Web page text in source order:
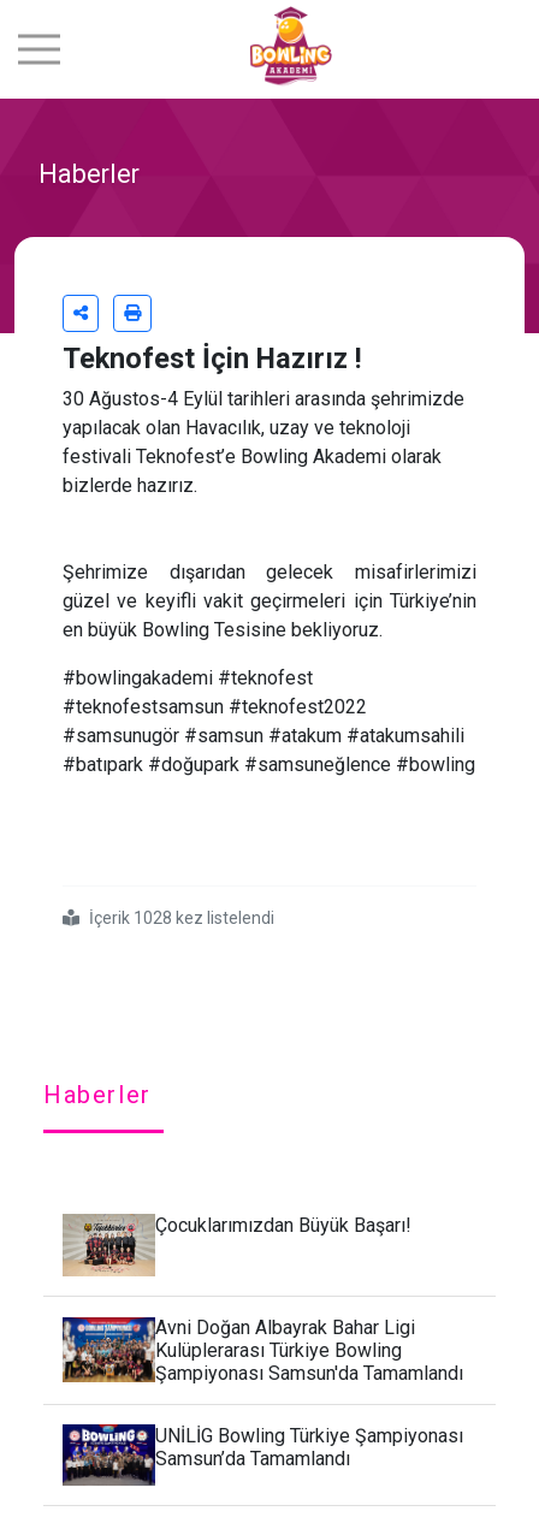
Haberler
Teknofest İçin Hazırız !
30 Ağustos-4 Eylül tarihleri arasında şehrimizde
yapılacak olan Havacılık, uzay ve teknoloji
festivali Teknofest’e Bowling Akademi olarak
bizlerde hazırız.
Şehrimize dışarıdan gelecek misafirlerimizi
güzel ve keyifli vakit geçirmeleri için Türkiye’nin
en büyük Bowling Tesisine bekliyoruz.
#bowlingakademi #teknofest
#teknofestsamsun #teknofest2022
#samsunugör #samsun #atakum #atakumsahili
#batıpark #doğupark #samsuneğlence #bowling
#teknofest
#için
#hazırızİçerik 1028 kez listelendi
Haberler
Çocuklarımızdan Büyük Başarı!
Avni Doğan Albayrak Bahar Ligi
Kulüplerarası Türkiye Bowling
Şampiyonası Samsun'da Tamamlandı
UNİLİG Bowling Türkiye Şampiyonası
Samsun’da Tamamlandı